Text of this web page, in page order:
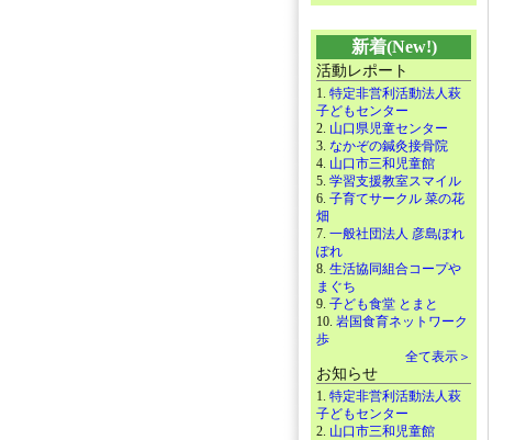
新着(New!)
活動レポート
1. 特定非営利活動法人萩
子どもセンター
2. 山口県児童センター
3. なかぞの鍼灸接骨院
4. 山口市三和児童館
5. 学習支援教室スマイル
6. 子育てサークル 菜の花
畑
7. 一般社団法人 彦島ぽれ
ぽれ
8. 生活協同組合コープや
まぐち
9. 子ども食堂 とまと
10. 岩国食育ネットワーク
歩
全て表示＞
お知らせ
1. 特定非営利活動法人萩
子どもセンター
2. 山口市三和児童館